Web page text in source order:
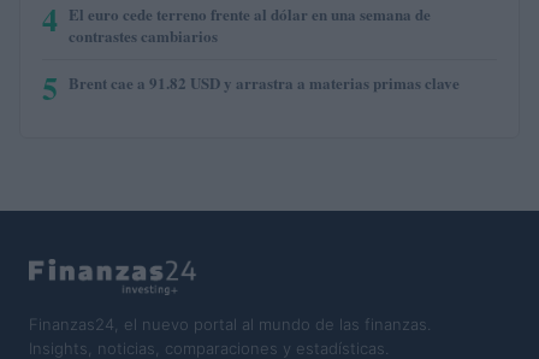
4 El euro cede terreno frente al dólar en una semana de
contrastes cambiarios
5 Brent cae a 91.82 USD y arrastra a materias primas clave
Finanzas24, el nuevo portal al mundo de las finanzas.
Insights, noticias, comparaciones y estadísticas.